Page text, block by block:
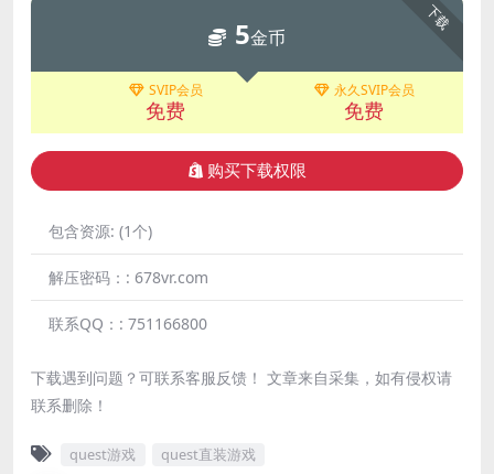
下载
5金币
SVIP会员
免费
永久SVIP会员
免费
购买下载权限
包含资源: (1个)
解压密码：: 678vr.com
联系QQ：: 751166800
下载遇到问题？可联系客服反馈！ 文章来自采集，如有侵权请
联系删除！
quest游戏 quest直装游戏